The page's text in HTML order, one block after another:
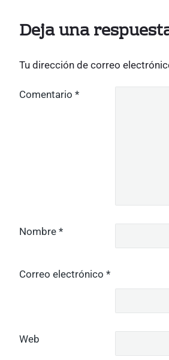
Deja una
Tu dirección de correo
Comentario *
Nombre *
Correo electrónico *
Web